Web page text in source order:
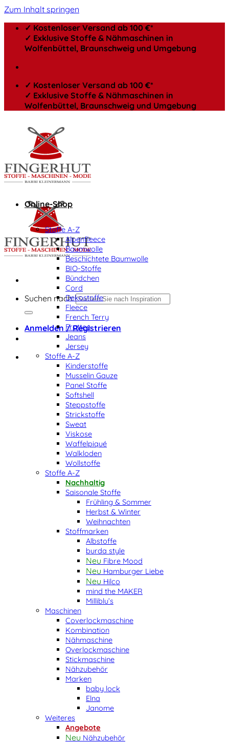
Zum Inhalt springen
✓ Kostenloser Versand ab 100 €*
✓ Exklusive Stoffe & Nähmaschinen in
Wolfenbüttel, Braunschweig und Umgebung
✓ Kostenloser Versand ab 100 €*
✓ Exklusive Stoffe & Nähmaschinen in
Wolfenbüttel, Braunschweig und Umgebung
Suchen nach:
Anmelden / Registrieren
Online-Shop
Stoffe A-Z
Alpenfleece
Baumwolle
Beschichtete Baumwolle
BIO-Stoffe
Bündchen
Cord
Dekostoffe
Fleece
French Terry
Frottee
Jeans
Jersey
Stoffe A-Z
Kinderstoffe
Musselin Gauze
Panel Stoffe
Softshell
Steppstoffe
Strickstoffe
Sweat
Viskose
Waffelpiqué
Walkloden
Wollstoffe
Stoffe A-Z
Nachhaltig
Saisonale Stoffe
Frühling & Sommer
Herbst & Winter
Weihnachten
Stoffmarken
Albstoffe
burda style
Fibre Mood
Hamburger Liebe
Hilco
mind the MAKER
Milliblu’s
Maschinen
Coverlockmaschine
Kombination
Nähmaschine
Overlockmaschine
Stickmaschine
Nähzubehör
Marken
baby lock
Elna
Janome
Weiteres
Angebote
Nähzubehör